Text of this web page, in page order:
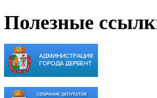
Полезные